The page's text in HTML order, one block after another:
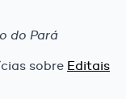
do Pará
sobre Editais